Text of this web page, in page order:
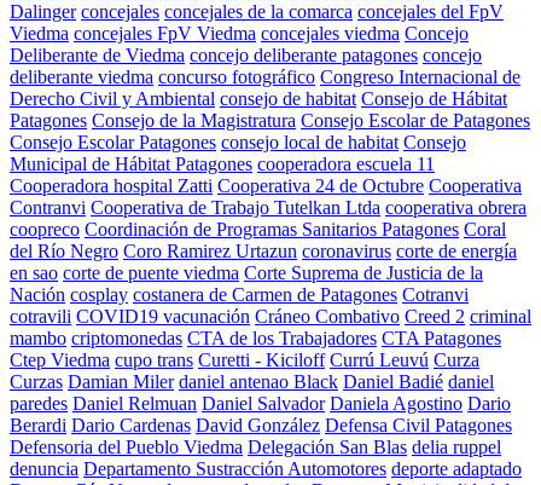
Dalinger concejales concejales de la comarca concejales del FpV
Viedma concejales FpV Viedma concejales viedma Concejo
Deliberante de Viedma concejo deliberante patagones concejo
deliberante viedma concurso fotográfico Congreso Internacional de
Derecho Civil y Ambiental consejo de habitat Consejo de Hábitat
Patagones Consejo de la Magistratura Consejo Escolar de Patagones
Consejo Escolar Patagones consejo local de habitat Consejo
Municipal de Hábitat Patagones cooperadora escuela 11
Cooperadora hospital Zatti Cooperativa 24 de Octubre Cooperativa
Contranvi Cooperativa de Trabajo Tutelkan Ltda cooperativa obrera
coopreco Coordinación de Programas Sanitarios Patagones Coral
del Río Negro Coro Ramirez Urtazun coronavirus corte de energía
en sao corte de puente viedma Corte Suprema de Justicia de la
Nación cosplay costanera de Carmen de Patagones Cotranvi
cotravili COVID19 vacunación Cráneo Combativo Creed 2 criminal
mambo criptomonedas CTA de los Trabajadores CTA Patagones
Ctep Viedma cupo trans Curetti - Kiciloff Currú Leuvú Curza
Curzas Damian Miler daniel antenao Black Daniel Badié daniel
paredes Daniel Relmuan Daniel Salvador Daniela Agostino Dario
Berardi Dario Cardenas David González Defensa Civil Patagones
Defensoria del Pueblo Viedma Delegación San Blas delia ruppel
denuncia Departamento Sustracción Automotores deporte adaptado